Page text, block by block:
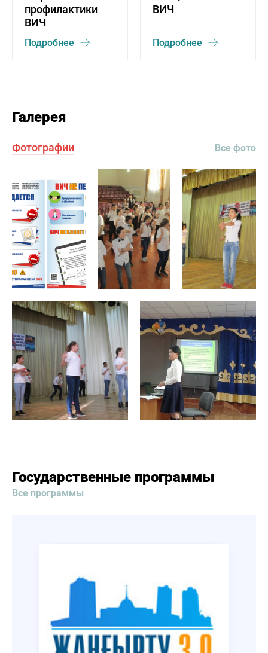
профилактики
ВИЧ
Подробнее
ВИЧ
Подробнее
Галерея
Фотографии Все фото
Государственные программы
Все программы